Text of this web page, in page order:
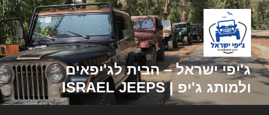
דילוג
לתוכן
ג'יפי ישראל – הבית לג'יפאים
ולמותג ג'יפ | ISRAEL JEEPS